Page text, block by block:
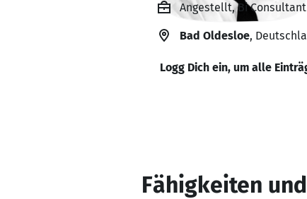
Angestellt, Bi
Bad Oldesloe,
Logg Dich ein, um alle
Fähigkeiten